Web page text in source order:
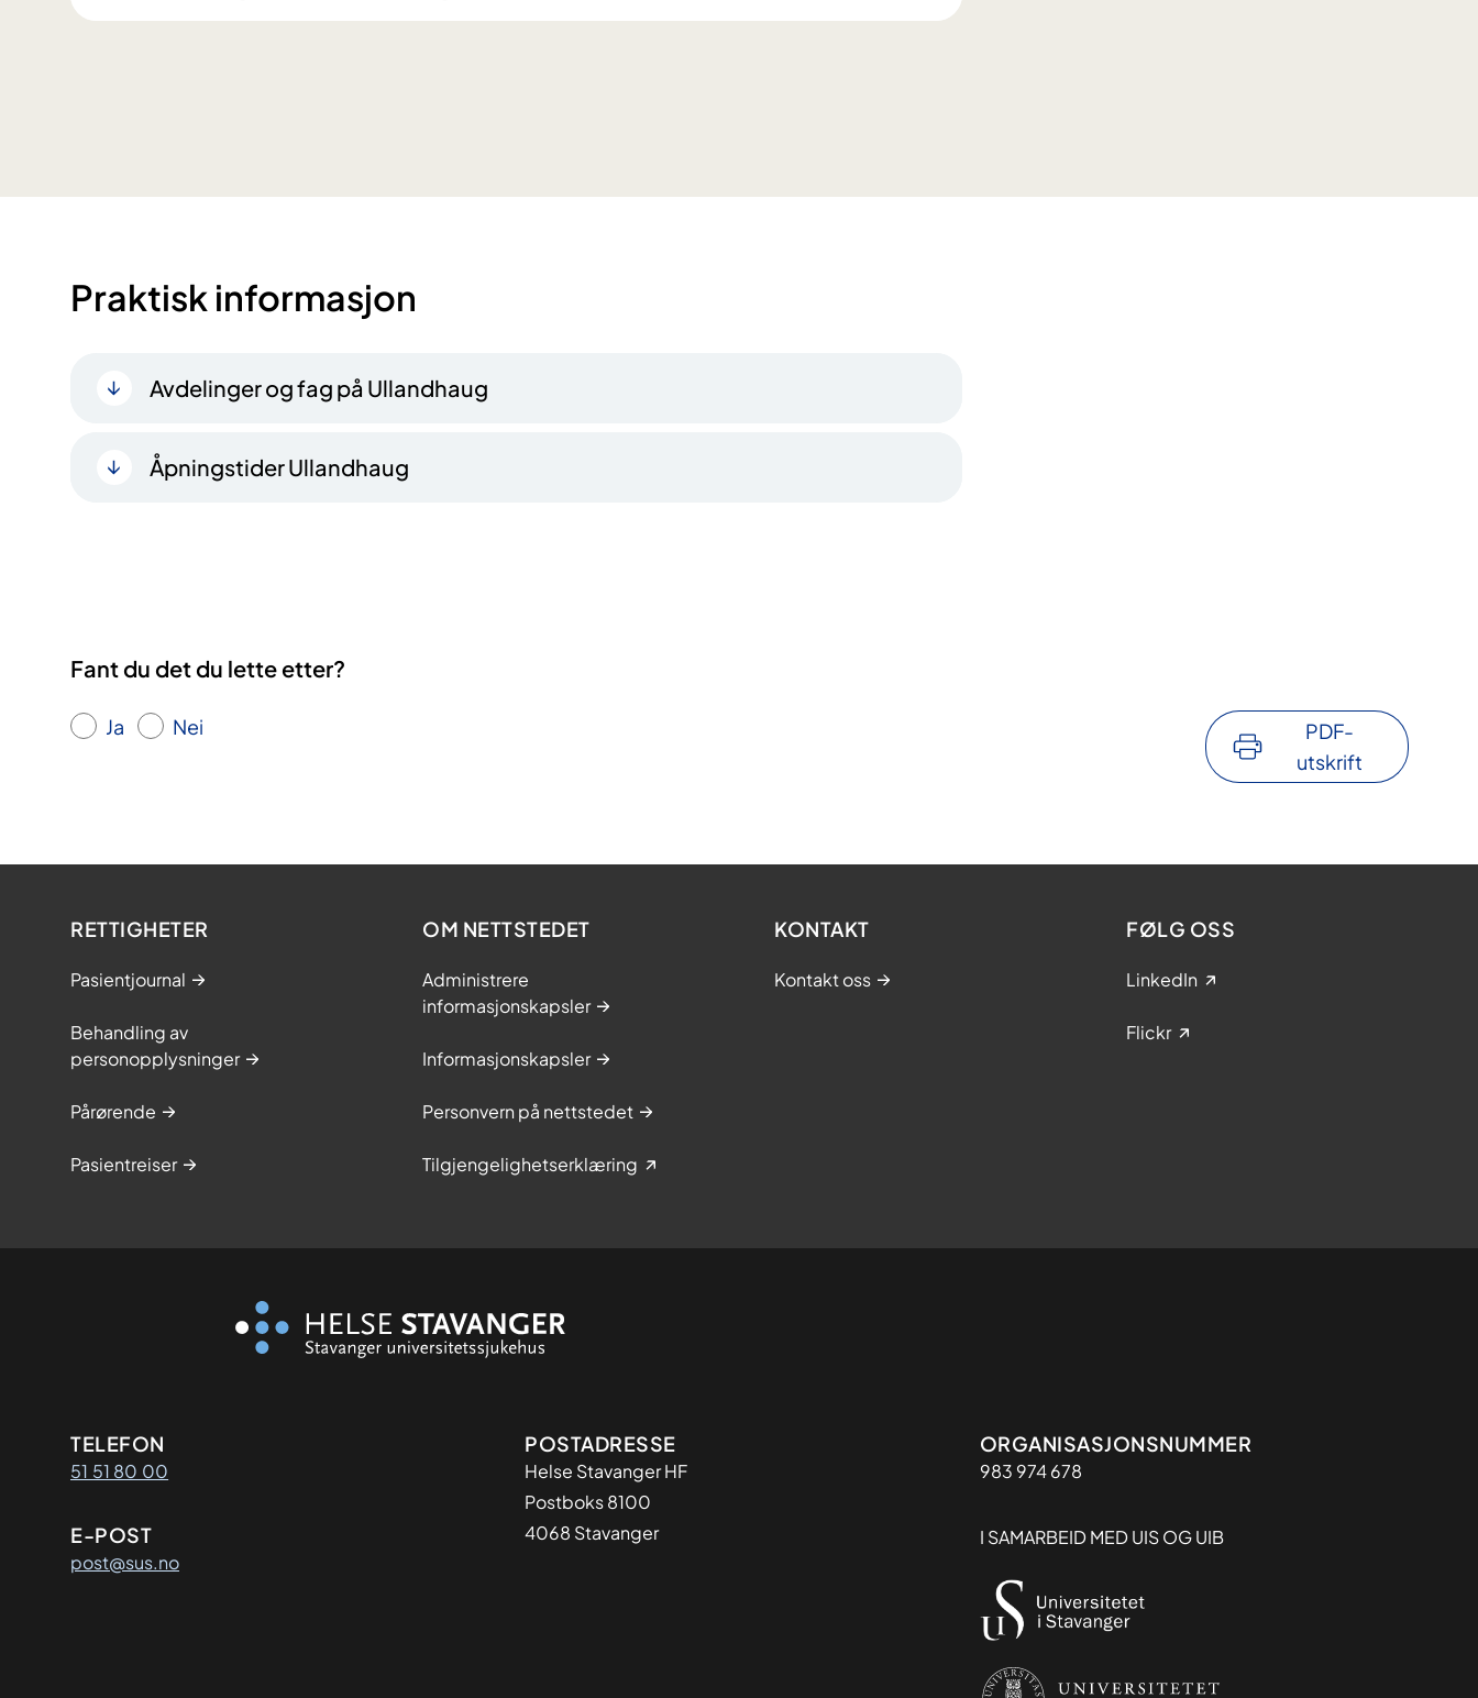
Praktisk informasjon
Avdelinger og fag på Ullandhaug
Åpningstider Ullandhaug
Fant du det du lette etter?
Ja Nei
PDF-
utskrift
RETTIGHETER
Pasientjournal
Behandling av
personopplysninger
Pårørende
Pasientreiser
OM NETTSTEDET
Administrere
informasjonskapsler
Informasjonskapsler
Personvern på nettstedet
Tilgjengelighetserklæring
KONTAKT
Kontakt oss
FØLG OSS
LinkedIn
Flickr
Kontaktinformasjon
TELEFON
51 51 80 00
E-POST
post@sus.no
Adresse
POSTADRESSE
Helse Stavanger HF
Postboks 8100
4068 Stavanger
Organisasjon
ORGANISASJONSNUMMER
983 974 678
I SAMARBEID MED UIS OG UIB